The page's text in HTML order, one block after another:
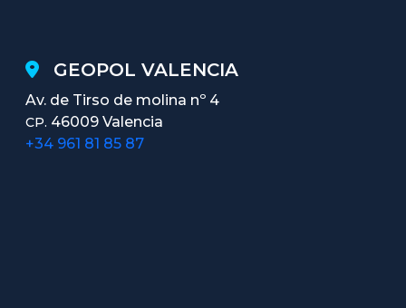
GEOPOL VALENCIA
Av. de Tirso de molina nº 4
CP. 46009 Valencia
+34 961 81 85 87